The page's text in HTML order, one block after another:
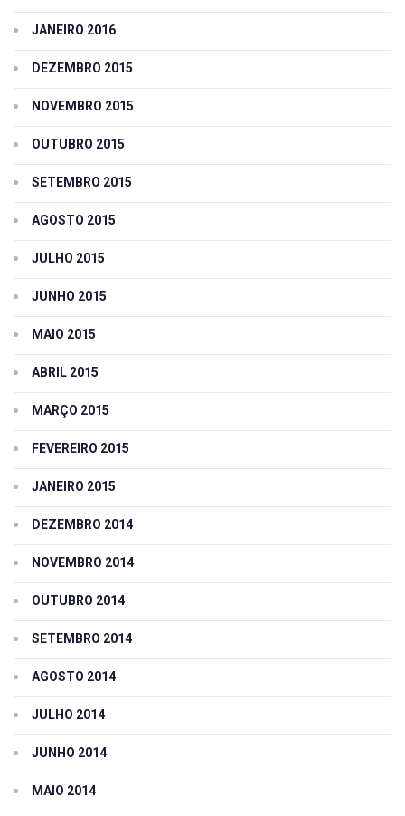
JANEIRO 2016
DEZEMBRO 2015
NOVEMBRO 2015
OUTUBRO 2015
SETEMBRO 2015
AGOSTO 2015
JULHO 2015
JUNHO 2015
MAIO 2015
ABRIL 2015
MARÇO 2015
FEVEREIRO 2015
JANEIRO 2015
DEZEMBRO 2014
NOVEMBRO 2014
OUTUBRO 2014
SETEMBRO 2014
AGOSTO 2014
JULHO 2014
JUNHO 2014
MAIO 2014